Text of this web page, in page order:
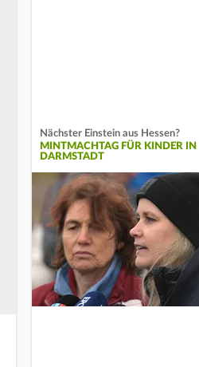
Nächster Einstein aus Hessen?
MINTMACHTAG FÜR KINDER IN
DARMSTADT